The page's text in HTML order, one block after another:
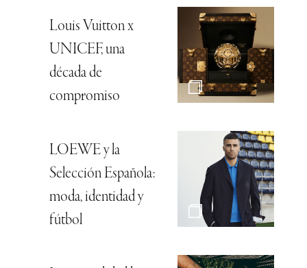
Louis Vuitton x
UNICEF, una
década de
compromiso
LOEWE y la
Selección Española:
moda, identidad y
fútbol